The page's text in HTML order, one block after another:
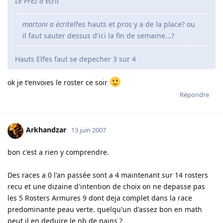
martoni a écritelfes hauts et pros y a de la place? ou
il faut sauter dessus d'ici la fin de semaine...?
Hauts Elfes faut se depecher 3 sur 4
ok je t'envoies le roster ce soir
Répondre
Arkhandzar 13 juin 2007
bon c'est a rien y comprendre.
Des races a 0 l'an passée sont a 4 maintenant sur 14 rosters
recu et une dizaine d'intention de choix on ne depasse pas
les 5 Rosters Armures 9 dont deja complet dans la race
predominante peau verte. quelqu'un d'assez bon en math
peut il en deduire le nb de nains ?